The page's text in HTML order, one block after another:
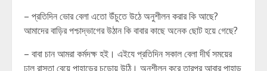
– প্রতিদিন ভোর বেলা এতো উঁচুতে উঠে অনুশীলন করার কি আছে?
আমাদের বাড়ির পশ্চাদ্ভাগের উঠান কি বাবার কাছে অনেক ছোট হয়ে গেছে?
– বাবা চান আমরা কর্মদক্ষ হই। এইযে প্রতিদিন সকাল বেলা দীর্ঘ সময়ের
ঢালু রাস্তা বেয়ে পাহাড়ের চূড়োয় উঠি। অনুশীলন করে তারপর আবার পাহাড়